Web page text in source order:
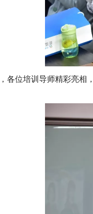
各位培训导师精彩亮